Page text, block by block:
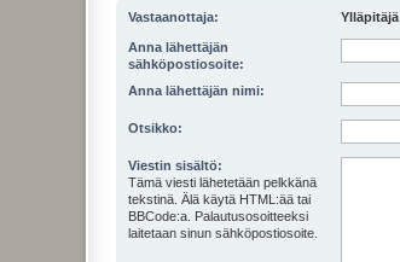
Vastaanottaja: Ylläpitäjä
Anna lähettäjän
sähköpostiosoite:
Anna lähettäjän nimi:
Otsikko:
Viestin sisältö:
Tämä viesti lähetetään pelkkänä
tekstinä. Älä käytä HTML:ää tai
BBCode:a. Palautusosoitteeksi
laitetaan sinun sähköpostiosoite.